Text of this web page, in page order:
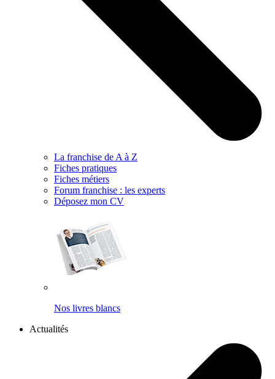
La franchise de A à Z
Fiches pratiques
Fiches métiers
Forum franchise : les experts
Déposez mon CV
Nos livres blancs
Actualités